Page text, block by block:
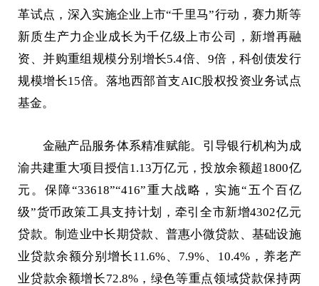
革试点，深入实施企业上市“千里马”行动，赛力斯等
新质生产力企业成长为千亿级上市公司，新增再融
资、并购重组规模分别增长5.4倍、9倍，科创债发行
规模增长15倍。落地西部首支AIC股权投资业务试点
基金。
金融产品服务体系精准赋能。引导银行机构为成
渝共建重大项目授信1.13万亿元，投放余额超1800亿
元。保障“33618”“416”重大战略，实施“五个百亿
级”货币政策工具支持计划，牵引全市新增4302亿元
贷款。制造业中长期贷款、普惠小微贷款、基础设施
业贷款余额分别增长11.6%、7.9%、10.4%，养老产
业贷款余额增长72.8%，绿色等重点领域贷款保持两